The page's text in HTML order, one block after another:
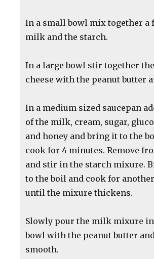
In a small bowl mix together a
milk and the starch.
In a large bowl stir together
cheese with the peanut butter
In a medium sized saucepan
of the milk, cream, sugar,
and honey and bring it to the
cook for 4 minutes. Remove
and stir in the starch mixure.
to the boil and cook for
until the mixure thickens.
Slowly pour the milk mixure
bowl with the peanut butter
smooth.